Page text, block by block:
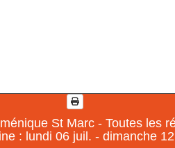
St Marc - Toutes les
: lundi 06 juil. - dimanche